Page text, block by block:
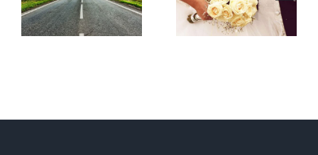
Θεσσαλονίκη
από την